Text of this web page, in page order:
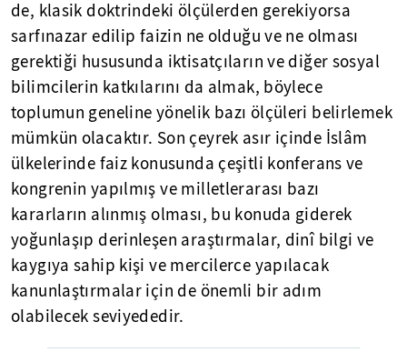
de, klasik doktrindeki ölçülerden gerekiyorsa
sarfınazar edilip faizin ne olduğu ve ne olması
gerektiği hususunda iktisatçıların ve diğer sosyal
bilimcilerin katkılarını da almak, böylece
toplumun geneline yönelik bazı ölçüleri belirlemek
mümkün olacaktır. Son çeyrek asır içinde İslâm
ülkelerinde faiz konusunda çeşitli konferans ve
kongrenin yapılmış ve milletlerarası bazı
kararların alınmış olması, bu konuda giderek
yoğunlaşıp derinleşen araştırmalar, dinî bilgi ve
kaygıya sahip kişi ve mercilerce yapılacak
kanunlaştırmalar için de önemli bir adım
olabilecek seviyededir.